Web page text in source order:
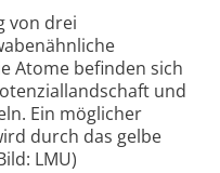
von drei
Atome befinden sich
und
Ein möglicher
durch das gelbe
LMU)